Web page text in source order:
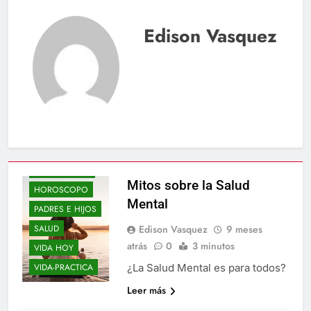
Edison Vasquez
BLOGS
HOROSCOPO
PADRES E HIJOS
SALUD
VIDA HOY
VIDA-PRACTICA
Mitos sobre la Salud
Mental
Edison Vasquez
9 meses
atrás
0 3 minutos
¿La Salud Mental es para todos?
Leer más